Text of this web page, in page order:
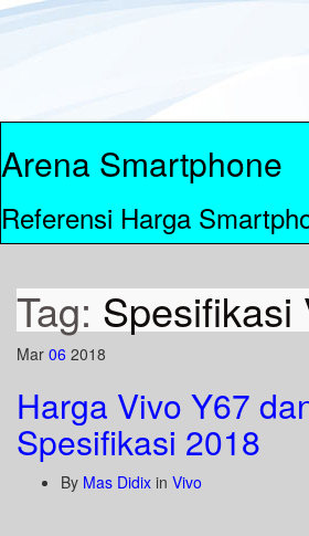
Arena Smartphone
Referensi Harga
Tag: Spesifikasi
Mar 06 2018
Harga Vivo Y67
Spesifikasi 2018
By Mas Didix in Vivo